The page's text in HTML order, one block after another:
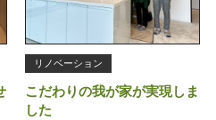
リノベーション
こだわりの我が家が実現しま
した